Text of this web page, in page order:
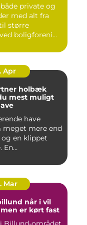
med alt fra
større
boligforeni...
Apr
holbæk
mest muligt
have
meget mere end
en klippet
En
Mar
når i vil
er kørt fast